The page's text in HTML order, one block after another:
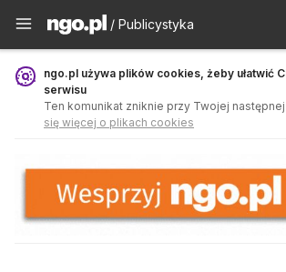
Publicystyka - ngo.pl
/ Publicystyka
ngo.pl używa plików cookies, żeby ułatwić
serwisu
Ten komunikat zniknie przy Twojej
się więcej o plikach cookies